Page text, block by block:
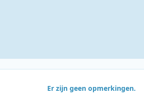
Er zijn geen opmerkingen.